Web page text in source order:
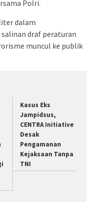
Polri.
dalam
draf peraturan
muncul ke publik
Kasus Eks
Jampidsus,
CENTRA Initiative
Desak
Pengamanan
Kejaksaan Tanpa
TNI